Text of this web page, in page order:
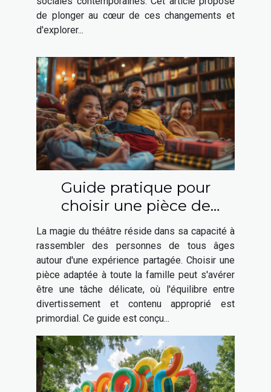
de plonger au cœur de ces changements et
d'explorer...
Guide pratique pour
choisir une pièce de
théâtre adaptée à toute la
famille
La magie du théâtre réside dans sa capacité à
rassembler des personnes de tous âges
autour d'une expérience partagée. Choisir une
pièce adaptée à toute la famille peut s'avérer
être une tâche délicate, où l'équilibre entre
divertissement et contenu approprié est
primordial. Ce guide est conçu...